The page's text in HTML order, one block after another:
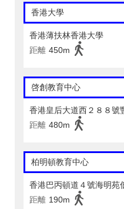
香港大學
香港薄扶林香港大學
距離 450m
啓創教育中心
香港皇后大道西２８８號
距離 480m
柏明頓教育中心
香港巴丙頓道４號海明苑
距離 190m